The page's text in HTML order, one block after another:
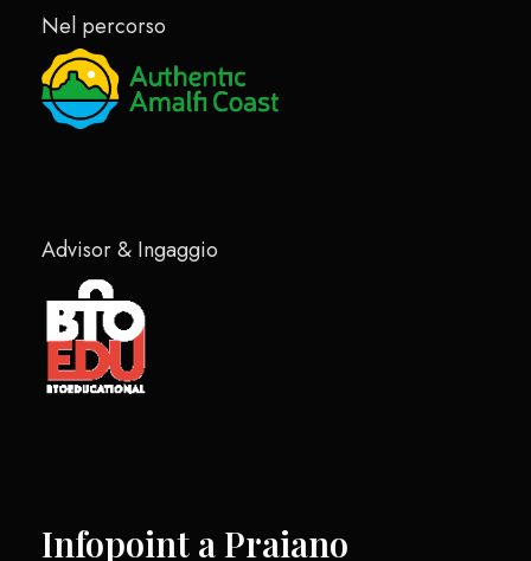
Nel percorso
Advisor & Ingaggio
Infopoint a Praiano